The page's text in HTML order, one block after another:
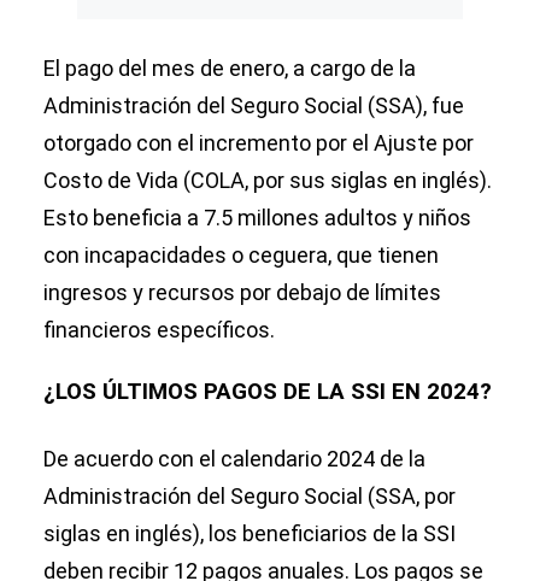
El pago del mes de enero, a cargo de la
Administración del Seguro Social (SSA), fue
otorgado con el incremento por el Ajuste por
Costo de Vida (COLA, por sus siglas en inglés).
Esto beneficia a 7.5 millones adultos y niños
con incapacidades o ceguera, que tienen
ingresos y recursos por debajo de límites
financieros específicos.
¿LOS ÚLTIMOS PAGOS DE LA SSI EN 2024?
De acuerdo con el calendario 2024 de la
Administración del Seguro Social (SSA, por
siglas en inglés), los beneficiarios de la SSI
deben recibir 12 pagos anuales. Los pagos se